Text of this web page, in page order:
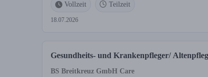
Vollzeit Teilzeit
18.07.2026
Gesundheits- und Krankenpfleger/
BS Breitkreuz GmbH Care